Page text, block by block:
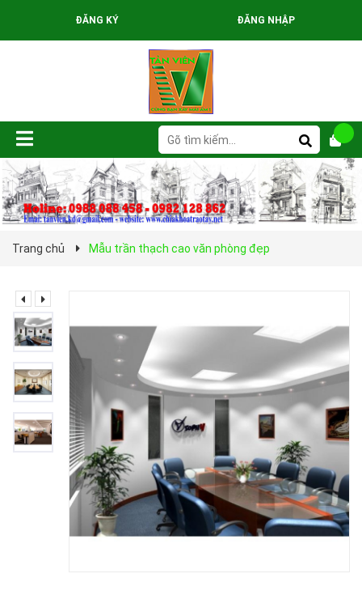
ĐĂNG KÝ ĐĂNG NHẬP
Trang chủ Mẫu trần thạch cao văn phòng đẹp